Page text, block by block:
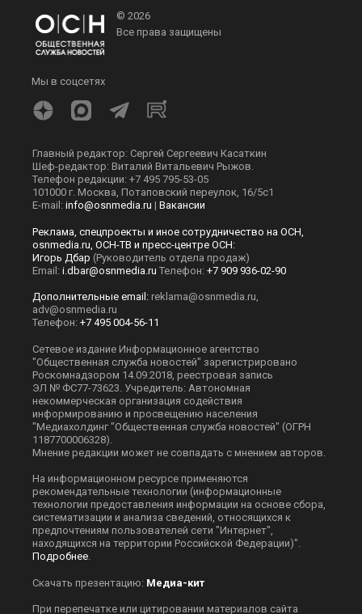
© 2026
Все права защищены
Мы в соцсетях
Главный редактор: Сергей Сергеевич Касаткин
Шеф-редактор: Виталий Витальевич Рыжов.
Телефон редакции: +7 495 795-53-05
101000 г. Москва, Потаповский переулок, 16/5с1
E-mail: info@osnmedia.ru | Вакансии
Реклама, спецпроекты и иное сотрудничество на ОСН,
osnmedia.ru, ОСН-ТВ и пресс-центре ОСН:
Игорь Дбар (Руководитель отдела продаж)
Email: i.dbar@osnmedia.ru Телефон: +7 909 936-02-90
Дополнительные email: reklama@osnmedia.ru,
adv@osnmedia.ru
Телефон: +7 495 004-56-11
Сетевое издание Информационное агентство
"Общественная служба новостей" зарегистрировано
Роскомнадзором 14.09.2018, реестровая запись
ЭЛ № ФС77-73623. Учредитель: Автономная
некоммерческая организация содействия
информированию и просвещению населения
"Медиахолдинг "Общественная служба новостей" (ОГРН
1187700006328).
Мнение редакции может не совпадать с мнением авторов.
На информационном ресурсе применяются
рекомендательные технологии (информационные
технологии предоставления информации на основе сбора,
систематизации и анализа сведений, относящихся к
предпочтениям пользователей сети "Интернет",
находящихся на территории Российской Федерации)".
Подробнее.
Скачать презентацию: Медиа-кит
При перепечатке или цитировании материалов сайта